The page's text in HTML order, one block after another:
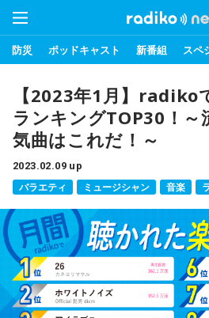
防災 ポッドキャスト 新番組 スペ
【2023年1月】radiko
ランキングTOP30！～
気曲はこれだ！～
2023.02.09 up
バラエティ ミュージシャン 音楽